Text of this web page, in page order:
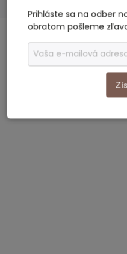
SÚVISIACI TOVAR
Prihláste sa na odber
obratom pošleme